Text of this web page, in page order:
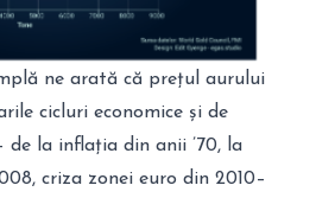
ne arată că prețul aurului
cicluri economice și de
de la inflația din anii ’70, la
criza zonei euro din 2010–